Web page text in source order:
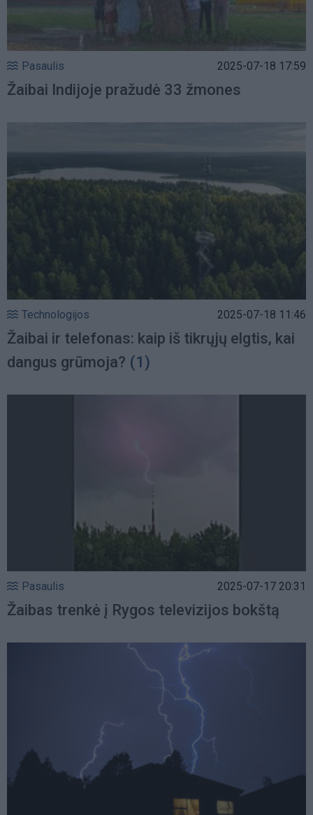
Pasaulis 2025-07-18 17:59
Žaibai Indijoje pražudė 33 žmones
Technologijos 2025-07-18 11:46
Žaibai ir telefonas: kaip iš tikrųjų elgtis, kai
dangus grūmoja? (1)
Pasaulis 2025-07-17 20:31
Žaibas trenkė į Rygos televizijos bokštą